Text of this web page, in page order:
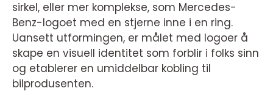
sirkel, eller mer komplekse, som Mercedes-
Benz-logoet med en stjerne inne i en ring.
Uansett utformingen, er målet med logoer å
skape en visuell identitet som forblir i folks sinn
og etablerer en umiddelbar kobling til
bilprodusenten.